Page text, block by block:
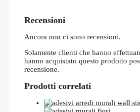
Recensioni
Ancora non ci sono recensioni.
Solamente clienti che hanno
hanno acquistato questo prodotto
recensione.
Prodotti correlati